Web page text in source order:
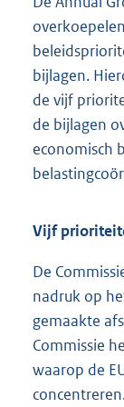
bijlagen.
de vijf
de bijlagen
economisch
Vijf
De
nadruk op
gemaakte
Commissie
waarop de